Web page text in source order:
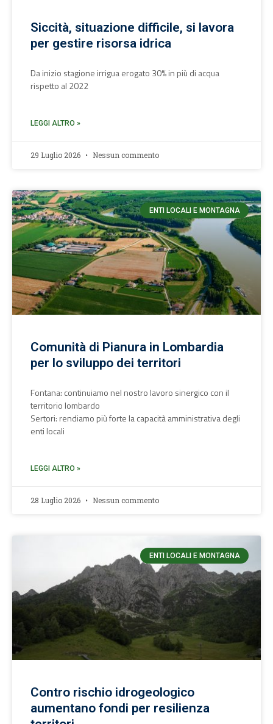
Siccità, situazione difficile, si lavora
per gestire risorsa idrica
Da inizio stagione irrigua erogato 30% in più di acqua
rispetto al 2022
LEGGI ALTRO »
29 Luglio 2026 Nessun commento
ENTI LOCALI E MONTAGNA
Comunità di Pianura in Lombardia
per lo sviluppo dei territori
Fontana: continuiamo nel nostro lavoro sinergico con il
territorio lombardo
Sertori: rendiamo più forte la capacità amministrativa degli
enti locali
LEGGI ALTRO »
28 Luglio 2026 Nessun commento
ENTI LOCALI E MONTAGNA
Contro rischio idrogeologico
aumentano fondi per resilienza